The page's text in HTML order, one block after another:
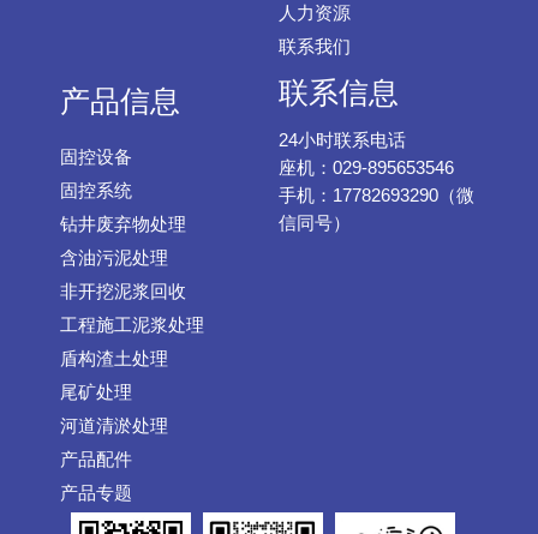
人力资源
联系我们
产品信息
固控设备
固控系统
钻井废弃物处理
含油污泥处理
非开挖泥浆回收
工程施工泥浆处理
盾构渣土处理
尾矿处理
河道清淤处理
产品配件
产品专题
联系信息
24小时联系电话
座机：029-895653546
手机：17782693290（微
信同号）